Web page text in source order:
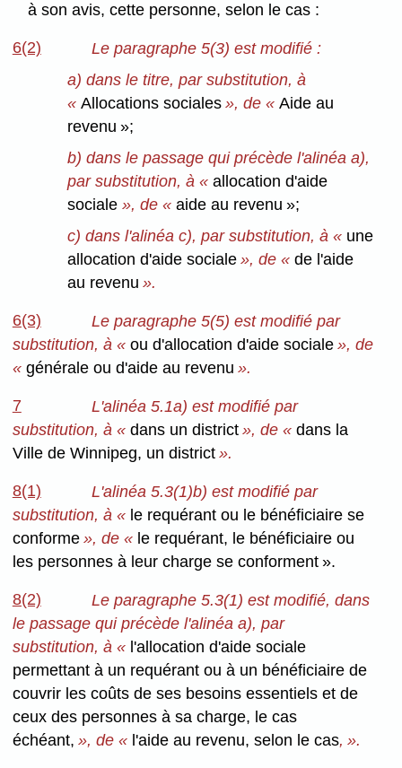
à son avis, cette personne, selon le cas :
6(2)
Le paragraphe 5(3) est modifié :
a) dans le titre, par substitution, à
«Allocations sociales », de «Aide au
revenu »;
b) dans le passage qui précède l'alinéa a),
par substitution, à « allocation d'aide
sociale», de «aide au revenu »;
c) dans l'alinéa c), par substitution, à « une
allocation d'aide sociale », de «de l'aide
au revenu ».
6(3)
Le paragraphe 5(5) est modifié par
substitution, à «ou d'allocation d'aide sociale», de
« générale ou d'aide au revenu ».
7
L'alinéa 5.1a) est modifié par
substitution, à « dans un district», de « dans la
Ville de Winnipeg, un district».
8(1)
L'alinéa 5.3(1)b) est modifié par
substitution, à « le requérant ou le bénéficiaire se
conforme», de « le requérant, le bénéficiaire ou
les personnes à leur charge se conforment ».
8(2)
Le paragraphe 5.3(1) est modifié, dans
le passage qui précède l'alinéa a), par
substitution, à « l'allocation d'aide sociale
permettant à un requérant ou à un bénéficiaire de
couvrir les coûts de ses besoins essentiels et de
ceux des personnes à sa charge, le cas
échéant, », de « l'aide au revenu, selon le cas, ».